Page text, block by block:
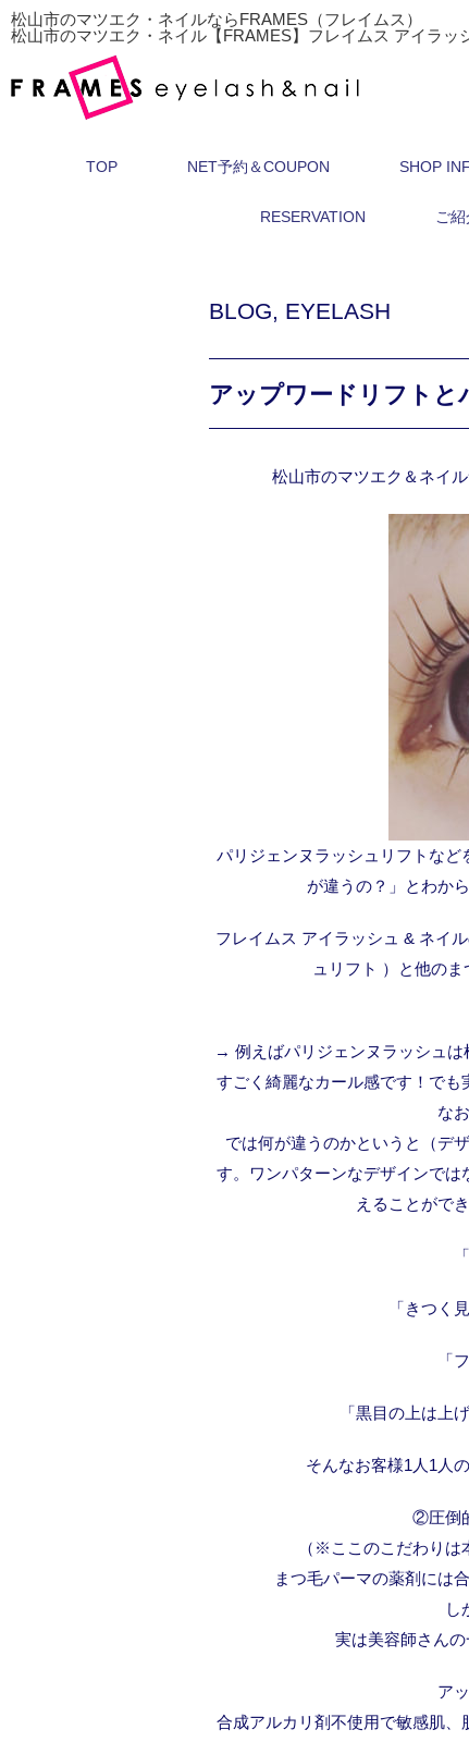
松山市のマツエク・ネイルならFRAMES（フレイムス）
松山市のマツエク・ネイル【FRAMES】フレイムス アイラッ
TOP NET予約＆COUPON SHOP
RESERVATION ご紹
BLOG, EYELASH
アップワードリフトと
松山市のマツエク＆ネイ
パリジェンヌラッシュリフトな
が違うの？」とわか
フレイムス アイラッシュ & ネイ
ュリフト ）と他の
→ 例えばパリジェンヌラッシュは
すごく綺麗なカール感です！でも
な
では何が違うのかというと（デ
す。ワンパターンなデザインで
えることがで
「きつく
「
「黒目の上は上
そんなお客様1人1人
②圧倒
（※ここのこだわりは
まつ毛パーマの薬剤には
し
実は美容師さん
ア
合成アルカリ剤不使用で敏感肌